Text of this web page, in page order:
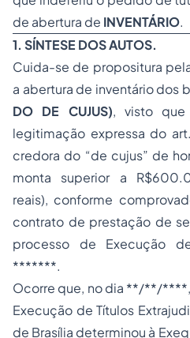
de abertura de INVENTÁRIO.
1. SÍNTESE DOS AUTOS.
Cuida-se de propositura
a abertura de inventário dos
DO DE CUJUS), visto que
legitimação expressa do
credora do “de cujus” de
monta superior a
reais), conforme
contrato de prestação de
processo de Execução
*******.
Ocorre que, no dia **/**/****,
Execução de Títulos
de Brasília determinou à